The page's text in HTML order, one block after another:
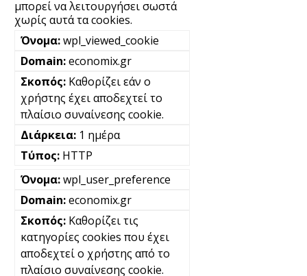
μπορεί να λειτουργήσει σωστά
χωρίς αυτά τα cookies.
wpl_viewed_cookie
economix.gr
Καθορίζει εάν ο
χρήστης έχει αποδεχτεί το
πλαίσιο συναίνεσης cookie.
1 ημέρα
HTTP
wpl_user_preference
economix.gr
Καθορίζει τις
κατηγορίες cookies που έχει
αποδεχτεί ο χρήστης από το
πλαίσιο συναίνεσης cookie.